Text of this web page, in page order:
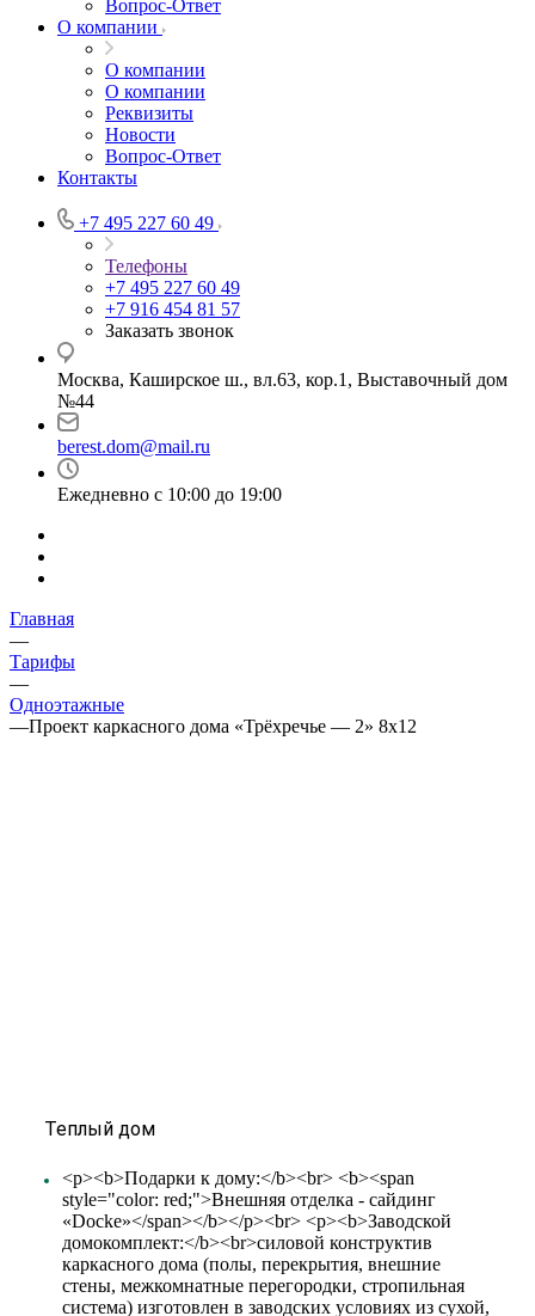
Вопрос-Ответ
О компании
О компании
О компании
Реквизиты
Новости
Вопрос-Ответ
Контакты
+7 495 227 60 49
Телефоны
+7 495 227 60 49
+7 916 454 81 57
Заказать звонок
Москва, Каширское ш., вл.63, кор.1, Выставочный дом
№44
berest.dom@mail.ru
Ежедневно с 10:00 до 19:00
Главная
—
Тарифы
—
Одноэтажные
—Проект каркасного дома «Трёхречье — 2» 8х12
Теплый дом
<p><b>Подарки к дому:</b><br> <b><span
style="color: red;">Внешняя отделка - сайдинг
«Docke»</span></b></p><br> <p><b>Заводской
домокомплект:</b><br>силовой конструктив
каркасного дома (полы, перекрытия, внешние
стены, межкомнатные перегородки, стропильная
система) изготовлен в заводских условиях из сухой,